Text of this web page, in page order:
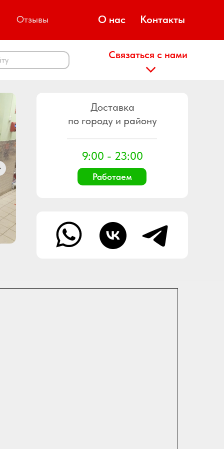
О нас Контакты
Отзывы
Связаться с нами
Доставка
по городу и району
9:00 - 23:00
Работаем